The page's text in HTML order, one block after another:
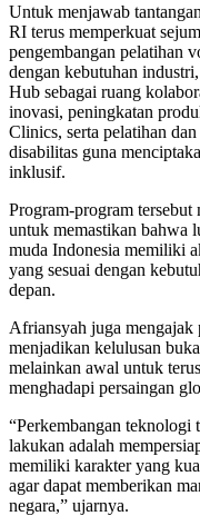
Untuk menjawab
RI terus memperkuat
pengembangan pelatihan
dengan kebutuhan
Hub sebagai ruang
inovasi, peningkatan
Clinics, serta pelatihan
disabilitas guna
inklusif.
Program-program tersebut
untuk memastikan bahwa
muda Indonesia memiliki
yang sesuai dengan
depan.
Afriansyah juga
menjadikan kelulusan
melainkan awal untuk
menghadapi persaingan
“Perkembangan teknologi
lakukan adalah
memiliki karakter yang
agar dapat memberikan
negara,” ujarnya.